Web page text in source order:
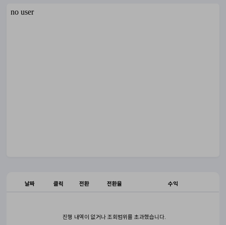
날짜 클릭 전환 전환율 수익
진행 내역이 없거나 조회범위를 초과했습니다.